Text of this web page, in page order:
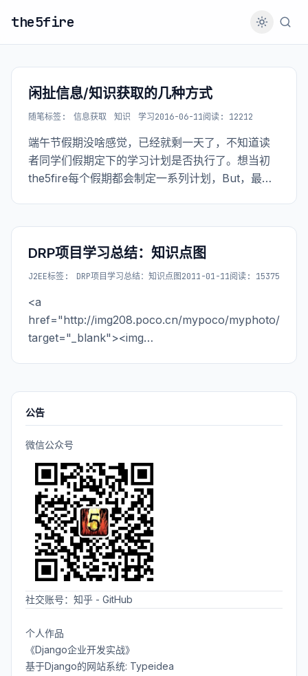
the5fire
闲扯信息/知识获取的几种方式
随笔标签: 信息获取 知识 学习2016-06-11阅读: 12212
端午节假期没啥感觉，已经就剩一天了，不知道读
者同学们假期定下的学习计划是否执行了。想当初
the5fire每个假期都会制定一系列计划，But，最后
《Javascript高级程序设计》关于JS垃圾回收的部
中关于GC更详细的介绍，因此Python就是用的引用
计数，这种方式的缺点是无法循环引用。但是
Python在引用计数的基础上又使用了标记清除和分
DRP项目学习总结：知识点图
J2EE标签: DRP项目学习总结：知识点图2011-01-11阅读: 15375
<a
href="http://img208.poco.cn/mypoco/myphoto/
target="_blank"><img
公告
微信公众号
社交账号： 知乎 - GitHub
个人作品
《Django企业开发实战》
基于Django的网站系统: Typeidea